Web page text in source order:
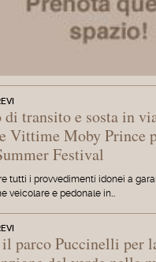
transito e sosta in
Vittime Moby Prince
Festival
tutti i provvedimenti idonei a
veicolare e pedonale in…
parco Puccinelli per